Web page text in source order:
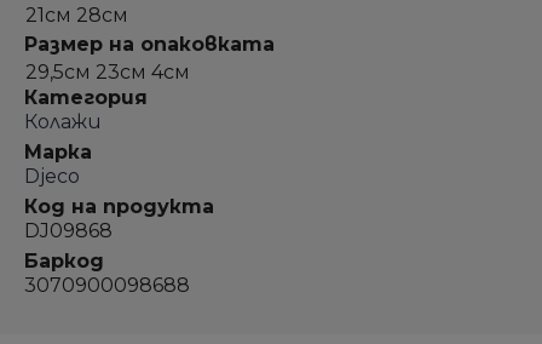
21см 28см
Размер на опаковката
29,5см 23см 4см
Категория
Колажи
Марка
Djeco
Код на продукта
DJ09868
Баркод
3070900098688